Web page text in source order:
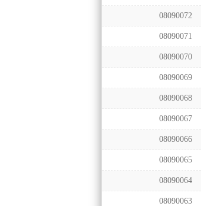
08090072
08090071
08090070
08090069
08090068
08090067
08090066
08090065
08090064
08090063